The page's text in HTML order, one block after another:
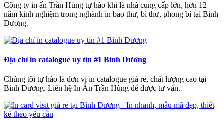
Công ty in ấn Trần Hùng tự hào khi là nhà cung cấp lớn, hơn 12
năm kinh nghiệm trong nghành in bao thư, bì thư, phong bì tại Bình
Dương.
Địa chỉ in catalogue uy tín #1 Bình Dương
Chúng tôi tự hào là đơn vị in catalogue giá rẻ, chất lượng cao tại
Bình Dương. Liên hệ In Ấn Trần Hùng để được tư vấn.